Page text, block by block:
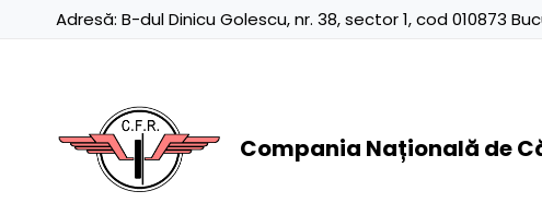
Adresă: B-dul Dinicu Golescu, nr. 38, sector 1, cod 010873
Compania Națională de